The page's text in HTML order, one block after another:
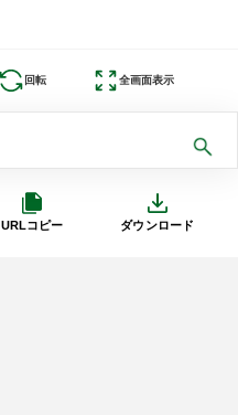
URLコピー ダウンロード
回転 全画面表示